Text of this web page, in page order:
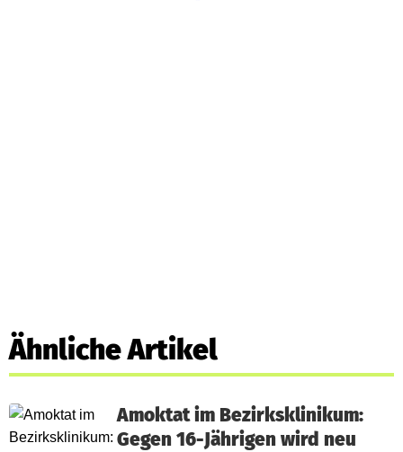
Ähnliche Artikel
Amoktat im Bezirksklinikum:
Gegen 16-Jährigen wird neu